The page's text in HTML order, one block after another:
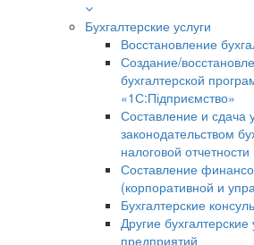
Бухгалтерские услуги
Восстановление
Создание/
бухгалтерской
«1С:Підприємство»
Составление и сдача
законодательством
налоговой отчетности
Составление
(корпоративной и
Бухгалтерские
Другие бухгалтерские
предприятий